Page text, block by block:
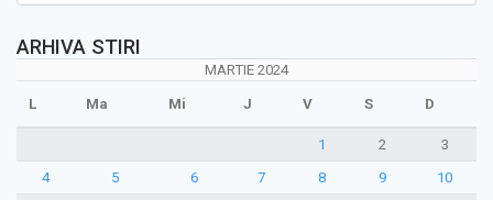
ARHIVA STIRI
MARTIE 2024
L Ma Mi J V S D
1 2
3
4
5 6 7 8 9
10